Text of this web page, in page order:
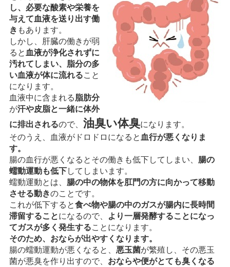
し、必要な酸素や栄養を
与えて血液を送り出す働
き もあります。
しかし、肝臓の働きが弱
ると 血液が浄化されずに
汚れてしまい、脂分の多
い血液が体に流れること
になります。
血液中に含まれる脂肪分
が汗や皮脂と一緒に体外
に排出されるので、 油臭い体臭になります。
そのうえ、血液がドロドロになると 血行が悪くなりま
す。
腸の血行が悪くなるとその働きも低下してしまい、 腸の
蠕動運動も低下してしまいます。
蠕動運動とは、 腸の中の物体を肛門の方に向かって移動
させる動きのことです。
これが低下すると食べ物や腸の中のガスが腸内に長時間
滞留することになるので、
より一層発酵することになっ
てガスが多く発生することになります。
そのため、おならが出やすくなります。
腸の蠕動運動が悪くなると、 悪玉菌が繁殖し、その悪玉
菌が悪臭を作り出すので、 おならや便がとても臭くなる